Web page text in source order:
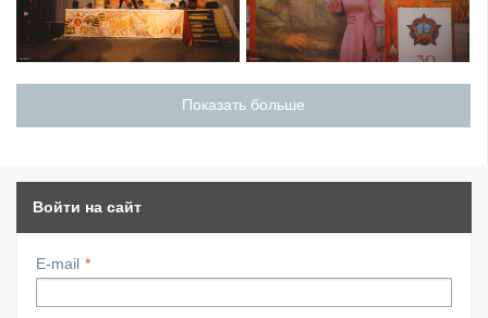
Показать больше
Войти на сайт
E-mail